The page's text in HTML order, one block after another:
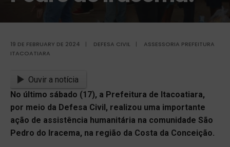
19 DE FEBRUARY DE 2024 | DEFESA CIVIL |
ASSESSORIA PREFEITURA
ITACOATIARA
Ouvir a notícia
No último sábado (17), a Prefeitura de Itacoatiara,
por meio da Defesa Civil, realizou uma importante
ação de assistência humanitária na comunidade São
Pedro do Iracema, na região da Costa da Conceição.